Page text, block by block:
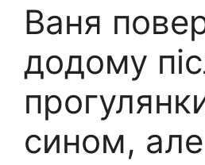
Ваня
додому
сином, але